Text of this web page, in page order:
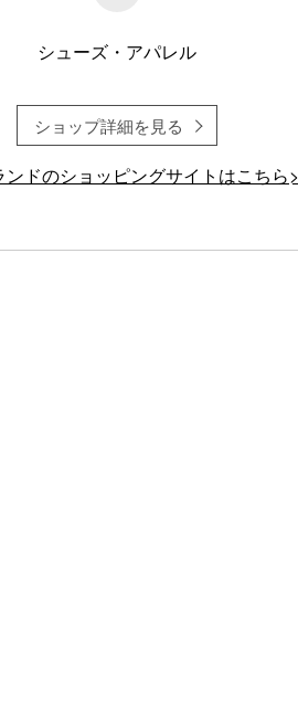
シューズ・アパレル
ショップ詳細を見る
ドのショッピングサイトはこちら>